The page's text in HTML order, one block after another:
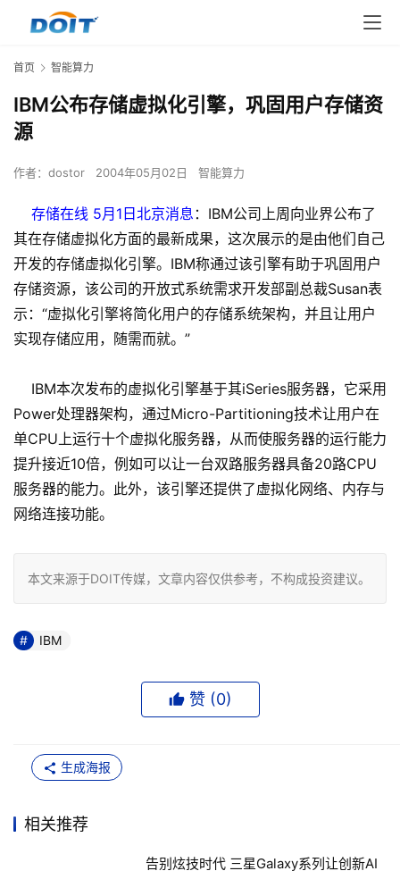
首页 智能算力
IBM公布存储虚拟化引擎，巩固用户存储资
源
作者： dostor 2004年05月02日 智能算力
存储在线 5月1日北京消息 ：IBM公司上周向业界公布了
其在存储虚拟化方面的最新成果，这次展示的是由他们自己
开发的存储虚拟化引擎。IBM称通过该引擎有助于巩固用户
存储资源，该公司的开放式系统需求开发部副总裁Susan表
示：“虚拟化引擎将简化用户的存储系统架构，并且让用户
实现存储应用，随需而就。”
IBM本次发布的虚拟化引擎基于其iSeries服务器，它采用
Power处理器架构，通过Micro-Partitioning技术让用户在
单CPU上运行十个虚拟化服务器，从而使服务器的运行能力
提升接近10倍，例如可以让一台双路服务器具备20路CPU
服务器的能力。此外，该引擎还提供了虚拟化网络、内存与
网络连接功能。
本文来源于DOIT传媒，文章内容仅供参考，不构成投资建议。
IBM
赞 (0)
生成海报
相关推荐
告别炫技时代 三星Galaxy系列让创新AI